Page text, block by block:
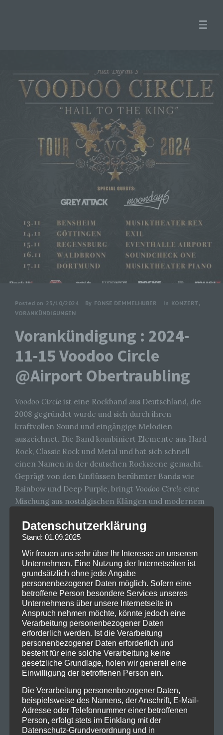
Posted on 23/10/2024 By FONSE DEMMELHUBER In KONZERT,
VORANKÜNDIGUNGEN
Vorankündigung : 2024-
11-15 Voodoo Circle
@Airport Obertraubling
Voodoo Circle ist eine Rockband aus Deutschland, die
2008 gegründet wurde und sich durch ihren
kraftvollen Sound und eingängige Melodien
auszeichnet. Die Band kombiniert Elemente aus Hard
Rock, Classic Rock und Metal und hat sich schnell
einen Namen in der deutschen Rockszene gemacht.
Geprägt von den Einflüssen berühmter Bands wie
Rainbow und Deep Purple, bringt Voodoo Circle eine
Mischung aus nostalgischen Klängen und modernem
Die Band besteht aus talentierten Musikern, darunter
virtuose Gitarrist Alex Beyrodt. Ihre Texte behandeln
häufig Themen wie Liebe, Verlust und persönliche
Kämpfe, was eine emotionale Tiefe in ihre Lieder
bringt. Mit kraftvollen Riffs, melodischen Hooks und
beeindruckenden Soli gelingt esVoodoo Circle
die Herzen der Rockfans als auch die der Kritiker zu
erobern.
In ihren Live-Auftritten überzeugt die Band durch
energiegeladene Performances, die das Publikum
mitreißen.Voodoo Circlehat mehrere Alben
veröffentlicht und tourt regelmäßig, um ihre Musik
einem breiten Publikum zugänglich zu machen. Ihre
Leidenschaft für Rockmusik und ihre kreative
Energie machenVoodoo Circlezu einer
Datenschutzerklärung
Stand: 01.09.2025
Wir freuen uns sehr über Ihr Interesse an unserem
Unternehmen. Eine Nutzung der Internetseiten ist
grundsätzlich ohne jede Angabe
personenbezogener Daten möglich. Sofern eine
betroffene Person besondere Services unseres
Unternehmens über unsere Internetseite in
Anspruch nehmen möchte, könnte jedoch eine
Verarbeitung personenbezogener Daten
erforderlich werden. Ist die Verarbeitung
personenbezogener Daten erforderlich und
besteht für eine solche Verarbeitung keine
gesetzliche Grundlage, holen wir generell eine
Einwilligung der betroffenen Person ein.
Die Verarbeitung personenbezogener Daten,
beispielsweise des Namens, der Anschrift, E-Mail-
Adresse oder Telefonnummer einer betroffenen
Person, erfolgt stets im Einklang mit der
Datenschutz-Grundverordnung und in